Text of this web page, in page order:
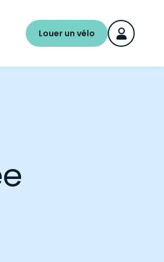
Louer un vélo